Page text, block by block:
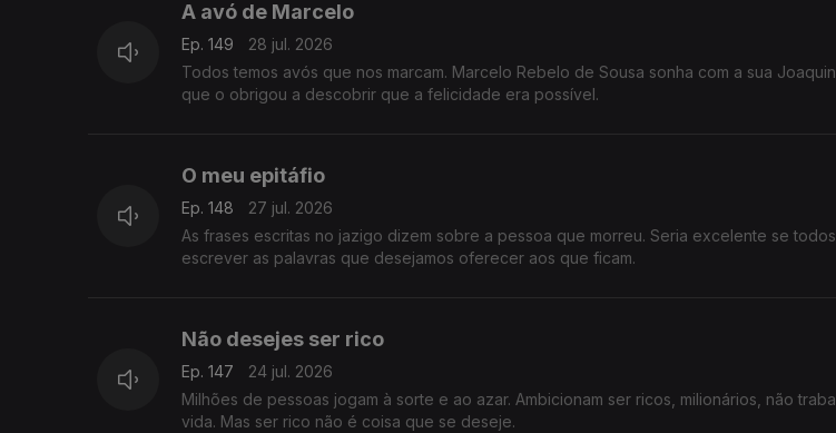
A avó de Marcelo
Ep. 149
28 jul. 2026
Todos temos avós que nos marcam. Marcelo Rebelo de Sousa sonha com a sua
que o obrigou a descobrir que a felicidade era possível.
O meu epitáfio
Ep. 148
27 jul. 2026
As frases escritas no jazigo dizem sobre a pessoa que morreu. Seria excelente se
escrever as palavras que desejamos oferecer aos que ficam.
Não desejes ser rico
Ep. 147
24 jul. 2026
Milhões de pessoas jogam à sorte e ao azar. Ambicionam ser ricos, milionários, não
vida. Mas ser rico não é coisa que se deseje.